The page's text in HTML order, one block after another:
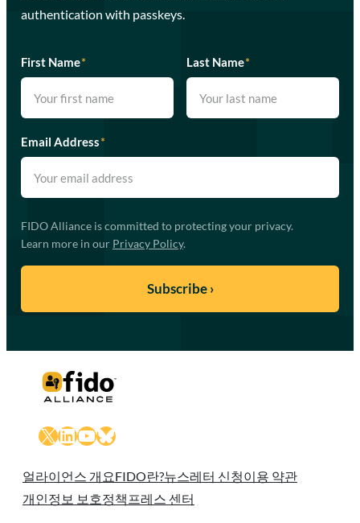
authentication with passkeys.
First Name* Last Name*
Email Address*
FIDO Alliance is committed to protecting your privacy.
Learn more in our Privacy Policy.
X LinkedIn
YouTube
Bluesky
얼라이언스 개요FIDO란?뉴스레터 신청이용 약관
개인정보 보호정책 프레스 센터